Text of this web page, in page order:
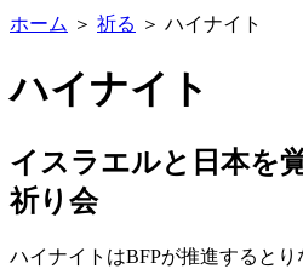
ホーム ＞ 祈る ＞ ハイナイト
ハイナイト
イスラエルと日本を
祈り会
ハイナイトはBFPが推進するとり